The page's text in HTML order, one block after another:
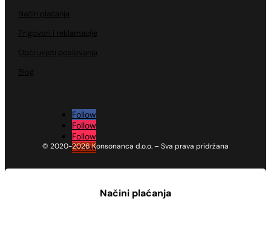
Način plaćanja
Prigovori i reklamacije
Opći uvjeti poslovanja
Blog
Follow
Follow
Follow
Follow
© 2020-2026 Konsonanca d.o.o. – Sva prava pridržana
Načini plaćanja